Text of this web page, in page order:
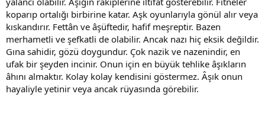
koparıp ortalığı birbirine katar. Aşk oyunlarıyla gönül alır veya
kıskandırır. Fettân ve âşüftedir, hafif meşreptir. Bazen
merhametli ve şefkatli de olabilir. Ancak nazı hiç eksik değildir.
Gına sahidir, gözü doygundur. Çok nazik ve nazenindir, en
ufak bir şeyden incinir. Onun için en büyük tehlike âşıkların
âhını almaktır. Kolay kolay kendisini göstermez. Âşık onun
hayaliyle yetinir veya ancak rüyasında görebilir.